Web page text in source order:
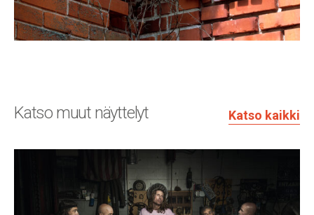
Katso muut näyttelyt Katso kaikki